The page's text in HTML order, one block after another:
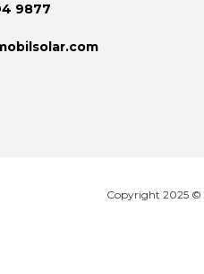
9877
Copyright 2025 ©